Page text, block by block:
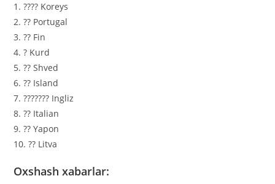
1. ???? Koreys
2. ?? Portugal
3. ?? Fin
4. ?️ Kurd
5. ?? Shved
6. ?? Island
7. ??????? Ingliz
8. ?? Italian
9. ?? Yapon
10. ?? Litva
Oxshash xabarlar: